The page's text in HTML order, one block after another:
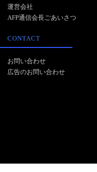
運営会社
AFP通信会長ごあいさつ
CONTACT
お問い合わせ
広告のお問い合わせ